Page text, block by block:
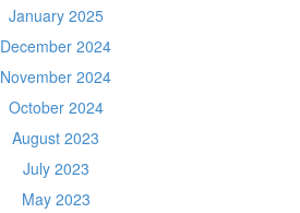
January 2025
December 2024
November 2024
October 2024
August 2023
July 2023
May 2023